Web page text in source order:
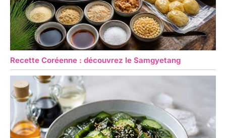
Recette Coréenne : découvrez le Samgyetang